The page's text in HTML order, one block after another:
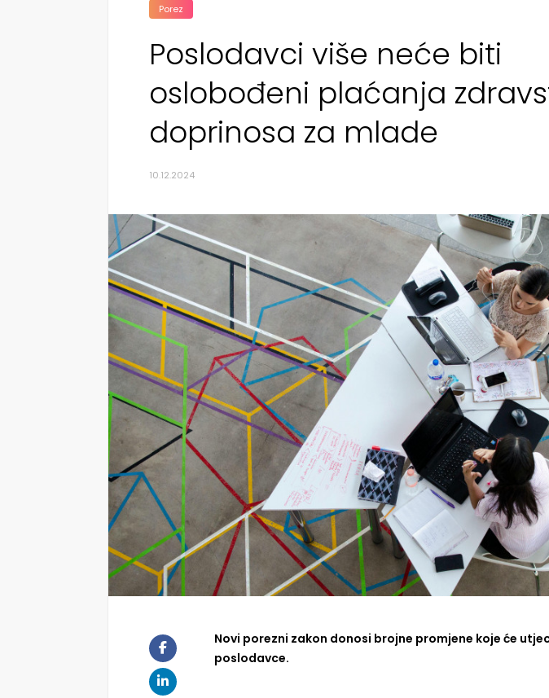
Porez
Poslodavci više neće biti
oslobođeni plaćanja
doprinosa za mlade
10.12.2024
Novi porezni zakon donosi brojne promjene koje će
poslodavce.